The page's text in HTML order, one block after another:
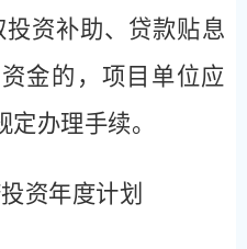
投资补助、贷款贴息
金的，项目单位应
办理手续。
资年度计划